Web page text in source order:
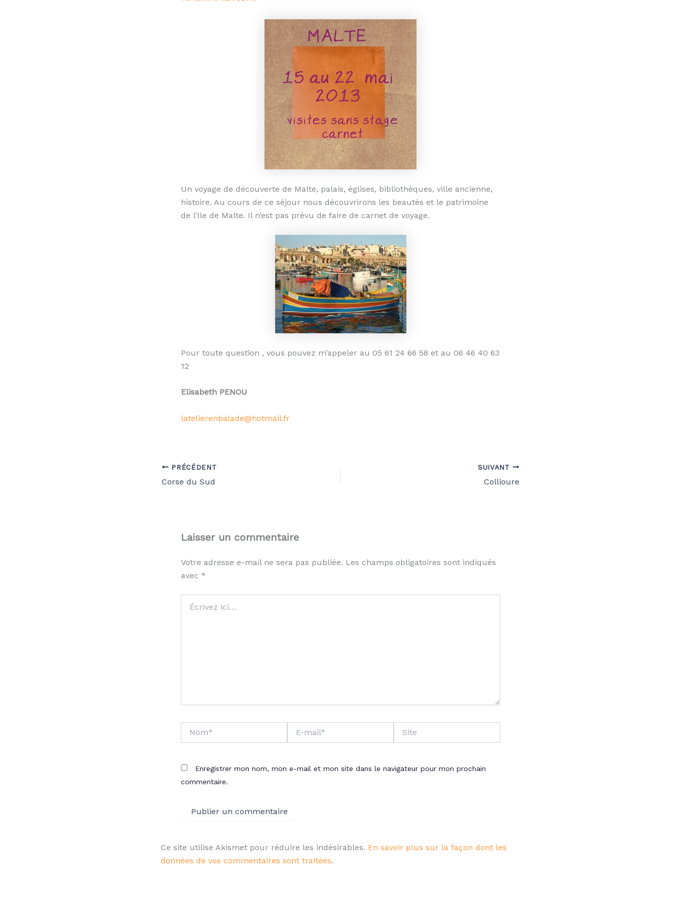
Un voyage de découverte de Malte, palais, églises, bibliothèques, ville ancienne,
histoire. Au cours de ce séjour nous découvrirons les beautés et le patrimoine
de l’Ile de Malte. Il n’est pas prévu de faire de carnet de voyage.
Pour toute question , vous pouvez m’appeler au 05 61 24 66 58 et au 06 46 40 63
12
Elisabeth PENOU
latelierenbalade@hotmail.fr
PRÉCÉDENT
Corse du Sud
SUIVANT
Collioure
Laisser un commentaire
Votre adresse e-mail ne sera pas publiée. Les champs obligatoires sont indiqués
avec *
ici…
mail*
Enregistrer mon nom, mon e-mail et mon site dans le navigateur pour mon prochain
commentaire.
Ce site utilise Akismet pour réduire les indésirables. En savoir plus sur la façon dont les
données de vos commentaires sont traitées.